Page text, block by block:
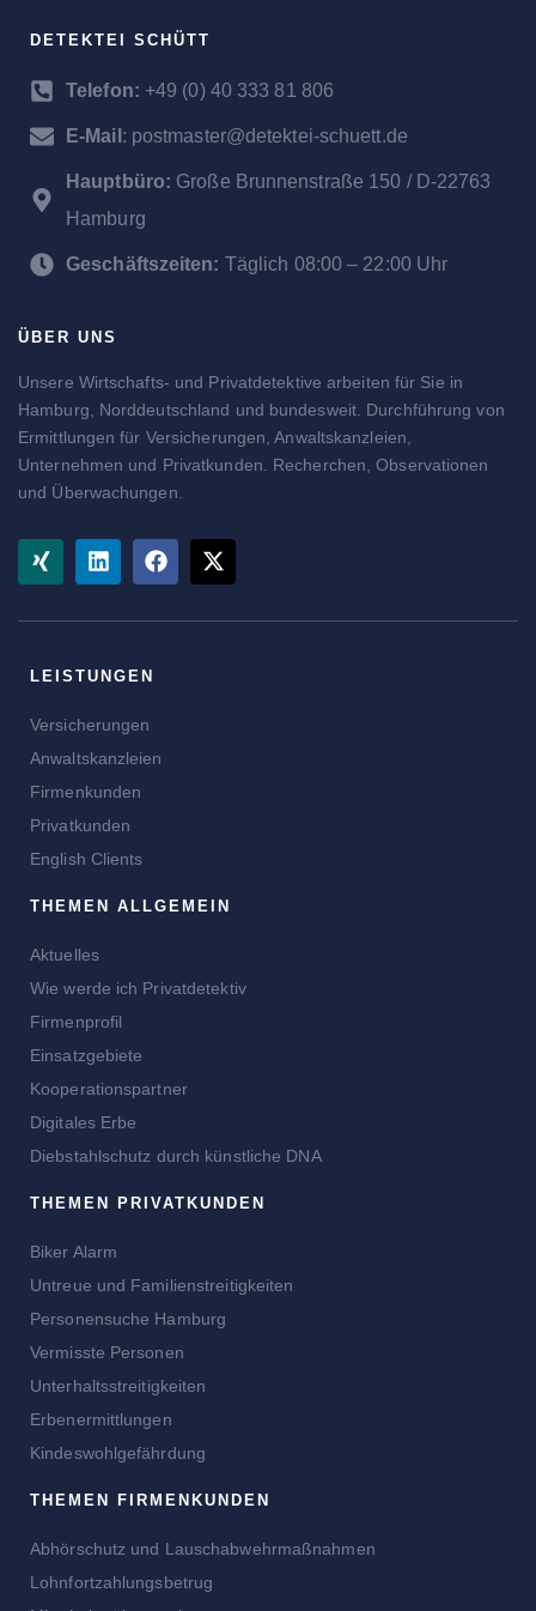
DETEKTEI SCHÜTT
Telefon: +49 (0) 40 333 81 806
E-Mail : postmaster@detektei-schuett.de
Hauptbüro: Große Brunnenstraße 150 / D-22763
Hamburg
Geschäftszeiten: Täglich 08:00 – 22:00 Uhr
ÜBER UNS
Unsere Wirtschafts- und Privatdetektive arbeiten für Sie in
Hamburg, Norddeutschland und bundesweit. Durchführung von
Ermittlungen für Versicherungen, Anwaltskanzleien,
Unternehmen und Privatkunden. Recherchen, Observationen
und Überwachungen.
LEISTUNGEN
Versicherungen
Anwaltskanzleien
Firmenkunden
Privatkunden
English Clients
THEMEN ALLGEMEIN
Aktuelles
Wie werde ich Privatdetektiv
Firmenprofil
Einsatzgebiete
Kooperationspartner
Digitales Erbe
Diebstahlschutz durch künstliche DNA
THEMEN PRIVATKUNDEN
Biker Alarm
Untreue und Familienstreitigkeiten
Personensuche Hamburg
Vermisste Personen
Unterhaltsstreitigkeiten
Erbenermittlungen
Kindeswohlgefährdung
THEMEN FIRMENKUNDEN
Abhörschutz und Lauschabwehrmaßnahmen
Lohnfortzahlungsbetrug